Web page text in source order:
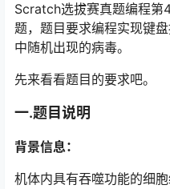
Scratch选拔赛真题编程第
题，题目要求编程实现键
中随机出现的病毒。
先来看看题目的要求吧。
一.题目说明
背景信息：
机体内具有吞噬功能的细